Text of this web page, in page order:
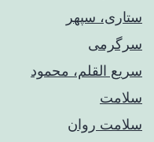
ستاری، سپهر
سرگرمی
سریع القلم، محمود
سلامت
سلامت روان